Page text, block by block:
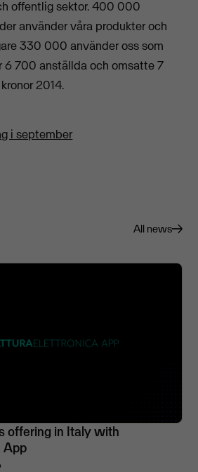
offentlig sektor. 400 000
använder våra produkter och
330 000 använder oss som
6 700 anställda och omsatte 7
2014.
i september
All news
offering in Italy with
App